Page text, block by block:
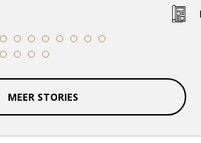
3 4 5 6 7 8 9
10
13 14 15 16
MEER STORIES